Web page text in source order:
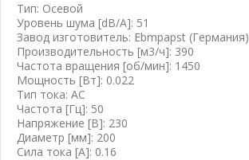
Тип: Осевой
Уровень шума [dB/A]: 51
Завод изготовитель: Ebmpapst (Германия)
Производительность [м3/ч]: 390
Частота вращения [об/мин]: 1450
Мощность [Вт]: 0.022
Тип тока: AC
Частота [Гц]: 50
Напряжение [B]: 230
Диаметр [мм]: 200
Сила тока [А]: 0.16